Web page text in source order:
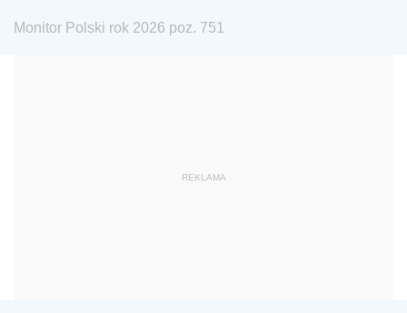
1968
Monitor Polski rok 2026 poz. 751
REKLAMA